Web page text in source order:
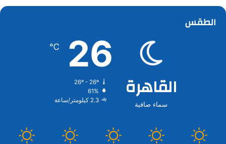
الطقس
القاهرة
سماء صافية
26
℃
26º - 26º
61%
2.3 كيلومتر/ساعة